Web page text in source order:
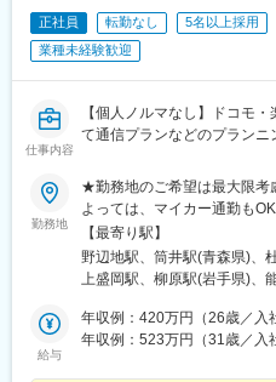
枝駅、東静岡駅、古庄駅、
岡駅、三島広小路駅、日本平
志摩横山駅、五十鈴ケ丘駅
市駅(ＩＲいしかわ鉄道線)、
府)、天満駅、西中島南方駅
持寺駅、住道駅、豊中駅、
府)、藤井寺駅、八尾駅、高
田浦駅、萩原天神駅、樟葉
(京都府・近鉄線)、常盤駅(
駅、京田辺駅、伏見桃山駅
石駅、稲野駅、東加古川駅、
駅(奈良県)、金橋駅、神前駅(
駅、立町駅、広島駅、佐伯
正社員 転勤なし 5名以上採用
業種未経験歓迎
仕事内容
【個人ノルマなし】ドコモ
て通信プランなどのプランニ
勤務地
★勤務地のご希望は最大限
よっては、マイカー通勤も
す）※勤務地の詳細は、当社
ご確認ください！＜以下エ
道・東北】北海道、青森県
信越】新潟県、長野県【北陸
岐阜県、静岡県、愛知県、三
【最寄り駅】
野辺地駅、筒井駅(青森県)、
上盛岡駅、柳原駅(岩手県)、
島学院前駅、本宮駅(福島県)
駅(函館本線)、大谷地駅、五
給与
年収例：420万円（26歳／入
年収例：523万円（31歳／入